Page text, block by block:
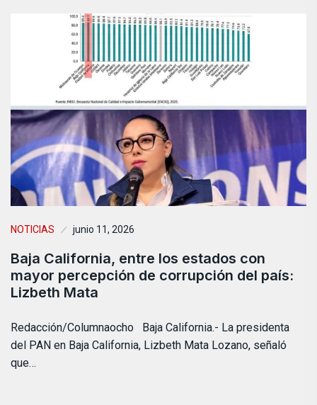
NOTICIAS junio 11, 2026
Baja California, entre los estados con
mayor percepción de corrupción del país:
Lizbeth Mata
Redacción/Columnaocho Baja California.- La presidenta
del PAN en Baja California, Lizbeth Mata Lozano, señaló
que…